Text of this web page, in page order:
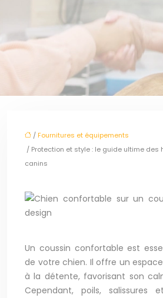
/ Fournitures et équipements
/ Protection et style : le guide ultime des
canins
Un coussin confortable est
de votre chien. Il offre un
à la détente, favorisant son
Cependant, poils, salissures